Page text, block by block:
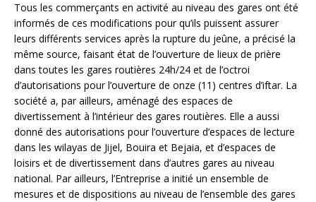
Tous les commerçants en activité au niveau des gares ont été
informés de ces modifications pour qu’ils puissent assurer
leurs différents services après la rupture du jeûne, a précisé la
même source, faisant état de l’ouverture de lieux de prière
dans toutes les gares routières 24h/24 et de l’octroi
d’autorisations pour l’ouverture de onze (11) centres d’iftar. La
société a, par ailleurs, aménagé des espaces de
divertissement à l’intérieur des gares routières. Elle a aussi
donné des autorisations pour l’ouverture d’espaces de lecture
dans les wilayas de Jijel, Bouira et Bejaia, et d’espaces de
loisirs et de divertissement dans d’autres gares au niveau
national. Par ailleurs, l’Entreprise a initié un ensemble de
mesures et de dispositions au niveau de l’ensemble des gares